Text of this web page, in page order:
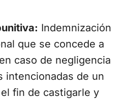
Indemnización
que se concede a
caso de negligencia
intencionadas de un
fin de castigarle y